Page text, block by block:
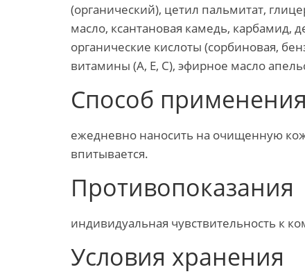
(органический), цетил пальмитат,
масло, ксантановая камедь, карбамид,
органические кислоты (сорбиновая,
витамины (А, Е, С), эфирное масло
Способ применения
ежедневно наносить на очищенную
впитывается.
Противопоказания
индивидуальная чувствительность к
Условия хранения